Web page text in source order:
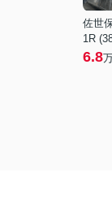
佐世
1R
6.8